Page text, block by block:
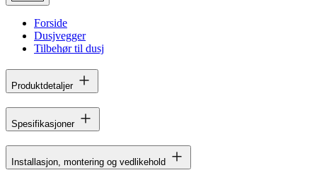
Forside
Dusjvegger
Tilbehør til dusj
Produktdetaljer
Spesifikasjoner
Installasjon, montering og vedlikehold